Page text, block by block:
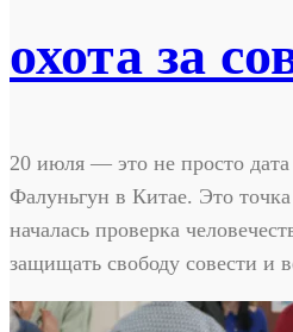
охота за
20 июля — это не просто дата
Фалуньгун в Китае. Это точка
началась проверка
защищать свободу совести и